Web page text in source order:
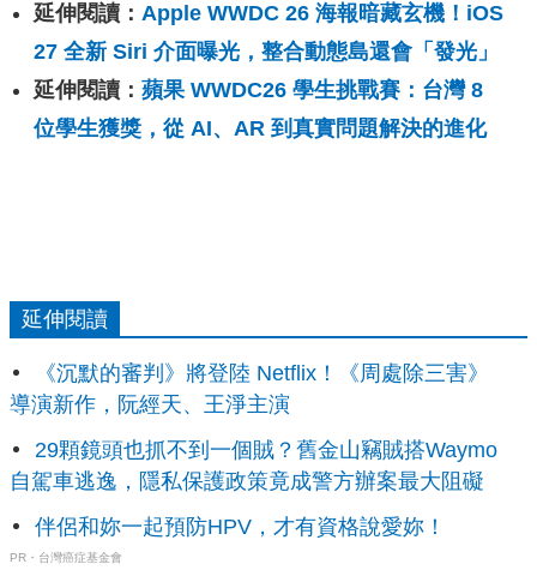
延伸閱讀： Apple WWDC 26 海報暗藏玄機！iOS
27 全新 Siri 介面曝光，整合動態島還會「發光」
延伸閱讀： 蘋果 WWDC26 學生挑戰賽：台灣 8
位學生獲獎，從 AI、AR 到真實問題解決的進化
延伸閱讀
《沉默的審判》將登陸 Netflix！《周處除三害》
導演新作，阮經天、王淨主演
29顆鏡頭也抓不到一個賊？舊金山竊賊搭Waymo
自駕車逃逸，隱私保護政策竟成警方辦案最大阻礙
伴侶和妳一起預防HPV，才有資格說愛妳！
PR・台灣癌症基金會